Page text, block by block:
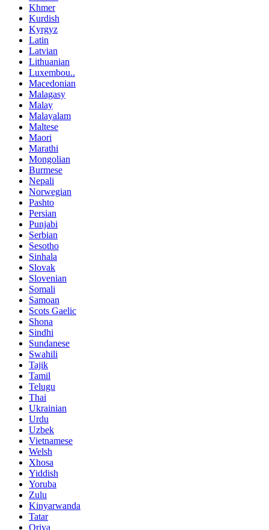
Khmer
Kurdish
Kyrgyz
Latin
Latvian
Lithuanian
Luxembou..
Macedonian
Malagasy
Malay
Malayalam
Maltese
Maori
Marathi
Mongolian
Burmese
Nepali
Norwegian
Pashto
Persian
Punjabi
Serbian
Sesotho
Sinhala
Slovak
Slovenian
Somali
Samoan
Scots Gaelic
Shona
Sindhi
Sundanese
Swahili
Tajik
Tamil
Telugu
Thai
Ukrainian
Urdu
Uzbek
Vietnamese
Welsh
Xhosa
Yiddish
Yoruba
Zulu
Kinyarwanda
Tatar
Oriya